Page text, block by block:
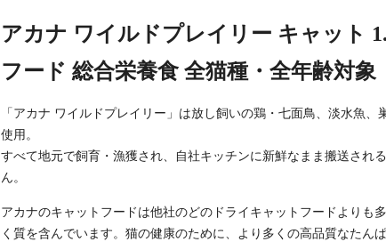
アカナ ワイルドプレイリー キャット
フード 総合栄養食 全猫種・全年齢対象
「アカナ ワイルドプレイリー」は放し飼いの鶏・七面鳥、淡水魚、
使用。
すべて地元で飼育・漁獲され、自社キッチンに新鮮なまま搬送され
ん。
アカナのキャットフードは他社のどのドライキャットフードよりも
く質を含んでいます。猫の健康のために、より多くの高品質なたん